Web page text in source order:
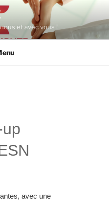
et avec vous !
avec une